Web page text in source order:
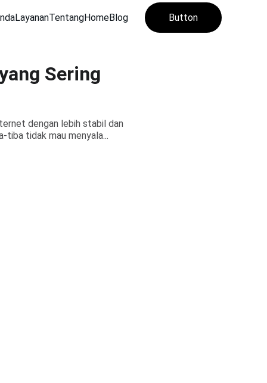
LayananTentangHomeBlog Button
Sering
dengan lebih stabil dan
tiba tidak mau menyala...